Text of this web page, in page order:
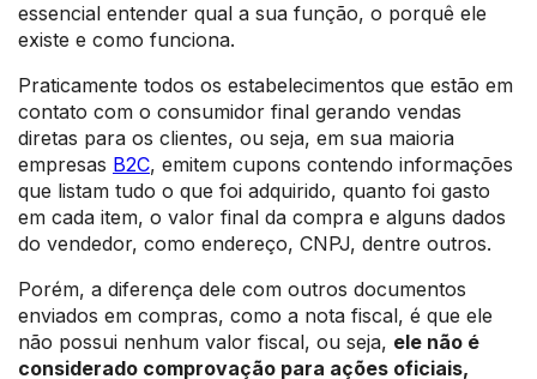
essencial entender qual a sua função, o porquê ele
existe e como funciona.
Praticamente todos os estabelecimentos que estão em
contato com o consumidor final gerando vendas
diretas para os clientes, ou seja, em sua maioria
empresas B2C, emitem cupons contendo informações
que listam tudo o que foi adquirido, quanto foi gasto
em cada item, o valor final da compra e alguns dados
do vendedor, como endereço, CNPJ, dentre outros.
Porém, a diferença dele com outros documentos
enviados em compras, como a nota fiscal, é que ele
não possui nenhum valor fiscal, ou seja, ele não é
considerado comprovação para ações oficiais,